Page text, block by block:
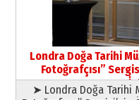
Yusuf POLAT
yazar
11 Mayıs 2026
Londra Doğa Tarihi
Fotoğrafçısı”
➤ Londra Doğa Tarihi